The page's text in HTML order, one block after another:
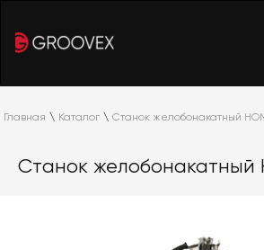
Главная \ Каталог \ Станок желобонакатный
Станок желобонакатный